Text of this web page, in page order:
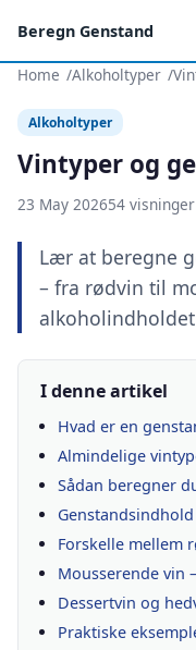
Beregn Genstand
Home Alkoholtyper
Alkoholtyper
Vintyper og
23 May 202654 visninger
Lær at beregne
– fra rødvin til
I denne artikel
Hvad er en
Almindelige
Sådan beregner
Forskelle mellem
Mousserende vin
Dessertvin og
Praktiske